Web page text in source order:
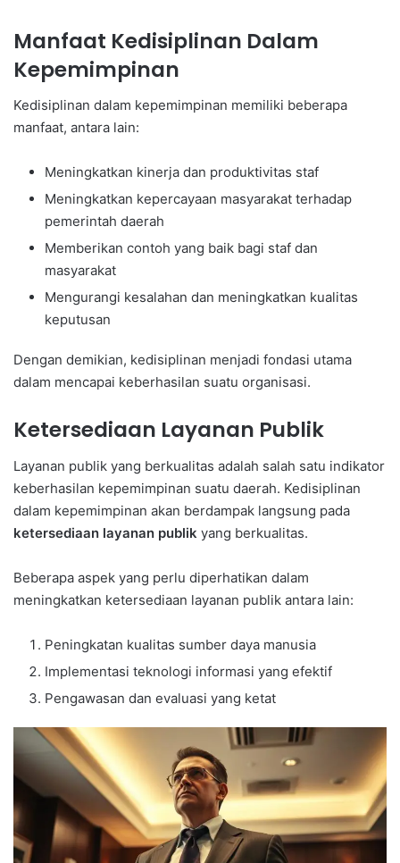
Manfaat Kedisiplinan Dalam
Kepemimpinan
Kedisiplinan dalam kepemimpinan memiliki beberapa
manfaat, antara lain:
Meningkatkan kinerja dan produktivitas staf
Meningkatkan kepercayaan masyarakat terhadap
pemerintah daerah
Memberikan contoh yang baik bagi staf dan
masyarakat
Mengurangi kesalahan dan meningkatkan kualitas
keputusan
Dengan demikian, kedisiplinan menjadi fondasi utama
dalam mencapai keberhasilan suatu organisasi.
Ketersediaan Layanan Publik
Layanan publik yang berkualitas adalah salah satu indikator
keberhasilan kepemimpinan suatu daerah. Kedisiplinan
dalam kepemimpinan akan berdampak langsung pada
ketersediaan layanan publik yang berkualitas.
Beberapa aspek yang perlu diperhatikan dalam
meningkatkan ketersediaan layanan publik antara lain:
Peningkatan kualitas sumber daya manusia
Implementasi teknologi informasi yang efektif
Pengawasan dan evaluasi yang ketat